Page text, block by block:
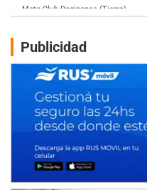
Humboldt (Santa Fe)
Ciudad de Avellaneda (Asfalto)
Avellaneda (Santa Fe)
SUR SANTAFESINO - F4
José Samuel Sánchez (Tierra)
Rufino (Santa Fe)
TUCUMANO - F5
Juan Navarro (Asfalto)
El Timbó (Tucumán)
Publicidad